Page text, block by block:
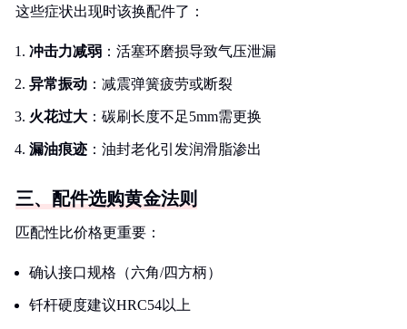
这些症状出现时该换配件了：
冲击力减弱 ：活塞环磨损导致气压泄漏
异常振动 ：减震弹簧疲劳或断裂
火花过大 ：碳刷长度不足5mm需更换
漏油痕迹 ：油封老化引发润滑脂渗出
三、配件选购黄金法则
匹配性比价格更重要：
确认接口规格（六角/四方柄）
钎杆硬度建议HRC54以上